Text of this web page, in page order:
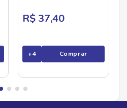
R$ 37,40
+4 Comprar